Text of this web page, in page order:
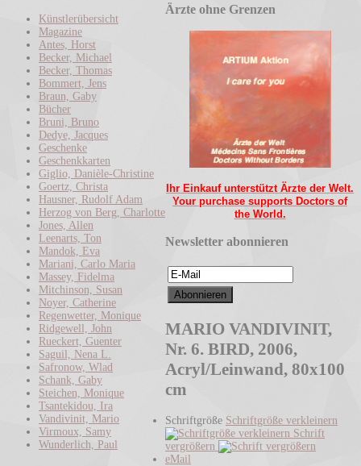
Künstlerübersicht
Magazine
Antes, Horst
Becker, Michael
Becker, Thomas
Bommert, Jens
Braun, Gaby
Bücher
Bruni, Bruno
Dedye, Jacques
Geschenke
Geschenkkarten
Giglio, Danièle-Christine
Goertz, Christa
Hausner, Rudolf Adam
Herzog von Berg, Charlotte
Jones, Allen
Leenarts, Ton
Mandok, Eva
Mariani, Carlo Maria
Massey, Fidelma
Mitchinson, Susan
Noyer, Catherine
Regenwetter, Monique
Ridgewell, John
Rueckert, Guenter
Saguil, Nena L.
Safronow, Wlad
Schank, Gaby
Steichen, Monique
Tsantekidou, Ira
Vandivinit, Mario
Virmoux, Samy
Wunderlich, Paul
Ärzte ohne Grenzen
Ihr Einkauf unterstützt Ärzte der Welt.
Your purchase supports Doctors of
the World.
Newsletter abonnieren
MARIO VANDIVINIT,
Nr. 6. BIRD, 2006,
Acryl/Leinwand, 80x100
cm
Schriftgröße Schriftgröße verkleinern
Schrift
vergrößern
eMail